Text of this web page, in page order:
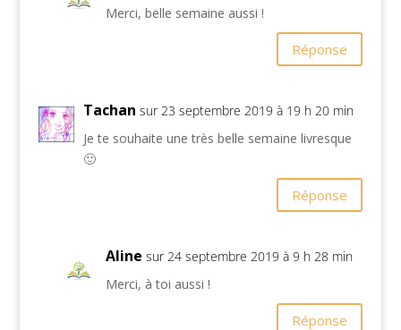
Merci, belle semaine aussi !
Réponse
Tachan sur 23 septembre 2019 à 19 h 20 min
Je te souhaite une très belle semaine livresque
🙂
Réponse
Aline sur 24 septembre 2019 à 9 h 28 min
Merci, à toi aussi !
Réponse